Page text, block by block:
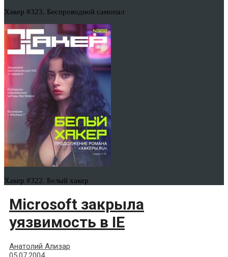
Хакер #323. Беспроводной самопал
Хакер #322. Белый хакер
Microsoft закрыла
уязвимость в IE
Анатолий Ализар